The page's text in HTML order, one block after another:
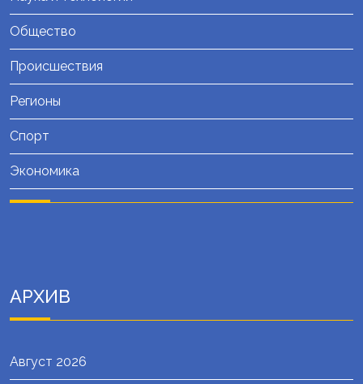
Общество
Происшествия
Регионы
Спорт
Экономика
АРХИВ
Август 2026